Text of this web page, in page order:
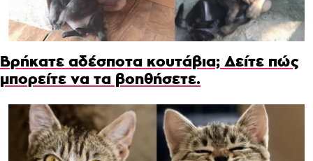
Βρήκατε αδέσποτα κουτάβια; Δείτε πώς
μπορείτε να τα βοηθήσετε.